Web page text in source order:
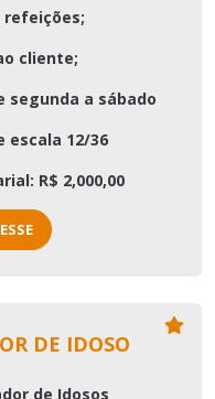
refeições;
cliente;
segunda a sábado
escala 12/36
R$ 2,000,00
DE IDOSO
de Idosos